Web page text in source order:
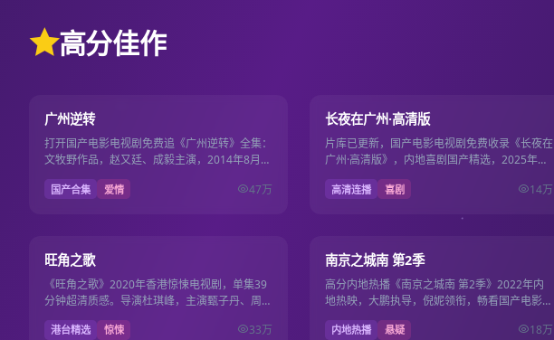
高分佳作
9.7
广州逆转
打开国产电影电视剧免费追《广州逆转》全集：
文牧野作品，赵又廷、成毅主演，2014年8月1
日更新，国产影视免费高清连播不卡顿。
国产合集 爱情 47万
9.6
长夜在广州·高清版
片库已更新，国产电影电视剧免费收录《长夜在
广州·高清版》，内地喜剧国产精选，2025年西
安出品，导演路阳，主演赵丽颖、刘昊然，
2025年10月5…
高清连播 喜剧 14万
9.5
旺角之歌
《旺角之歌》2020年香港惊悚电视剧，单集39
分钟超清质感。导演杜琪峰，主演甄子丹、周润
发，2020年10月21日收录国产电影电视剧免费
片库。
港台精选 惊悚 33万
9.5
南京之城南 第2季
高分内地热播《南京之城南 第2季》2022年内
地热映，大鹏执导，倪妮领衔，畅看国产电影电
视剧免费，1080P流畅在线，影剧双线一站畅
看。
内地热播 悬疑 18万